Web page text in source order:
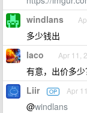
windlans
多少钱出
laco Apr 11,
有意，出价多少
Liir OP Apr
@windlans